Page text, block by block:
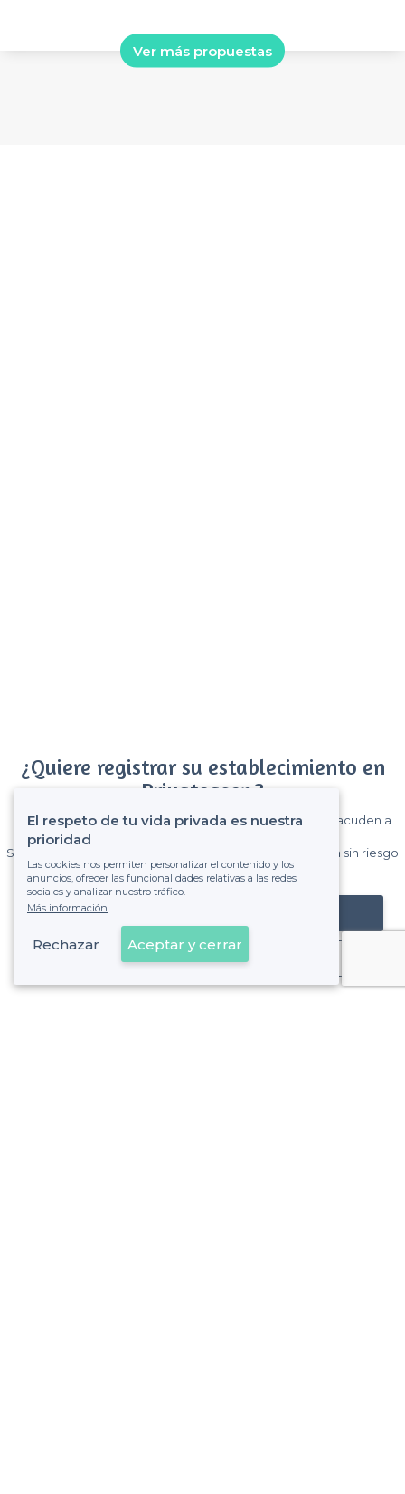
Ver más propuestas
¿Quiere registrar su establecimiento en
Privateaser ?
Gane muchos clientes entre el millón de visitantes que acuden a
Sin comisiones y sin compromiso, pagas una cantidad fija sin riesgo
de ver la factura.
Registrar mi establecimiento
Ya es cliente
El respeto de tu vida privada es nuestra
prioridad
Las cookies nos permiten personalizar el contenido y los
anuncios, ofrecer las funcionalidades relativas a las redes
sociales y analizar nuestro tráfico.
Más información
Rechazar Aceptar y cerrar